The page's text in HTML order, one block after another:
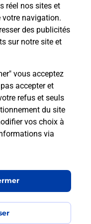
réel nos sites et
navigation.
des publicités
sur notre site et
vous acceptez
accepter et
refus et seuls
du site
vos choix à
via
la route
NIEUL SUR MER